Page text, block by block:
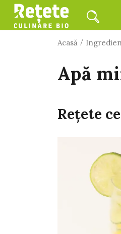
Acasă /
apă
Rețete